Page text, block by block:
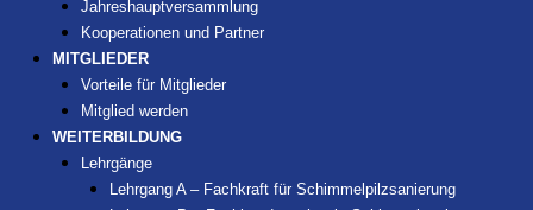
Jahreshauptversammlung
Kooperationen und Partner
MITGLIEDER
Vorteile für Mitglieder
Mitglied werden
WEITERBILDUNG
Lehrgänge
Lehrgang A – Fachkraft für Schimmelpilzsanierung